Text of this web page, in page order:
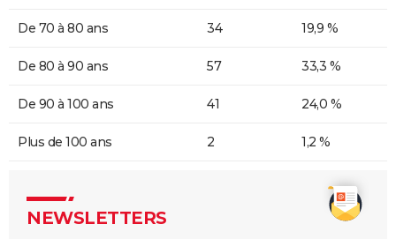
De 70 à 80 ans 34 19,9 %
De 80 à 90 ans 57 33,3 %
De 90 à 100 ans 41 24,0 %
Plus de 100 ans 2 1,2 %
NEWSLETTERS